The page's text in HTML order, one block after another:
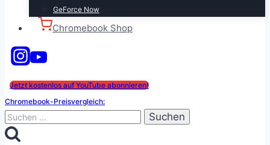
GeForce Now
Chromebook Shop
Jetzt kostenlos auf YouTube abonnieren!
Chromebook-Preisvergleich:
Suchen
nach: